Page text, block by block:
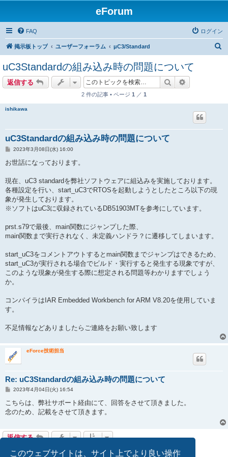
このウェブサイトは、サイト上でより良い操作
eForum
FAQ ログイン
掲示板トップ ユーザーフォーラム μC3/Standard
uC3Standardの組み込み時の問題について
返信する 検索
2 件の記事 • ページ 1 ／ 1
ishikawa
uC3Standardの組み込み時の問題について
投
記
事
2023年3月08日(水) 16:00
お世話になっております。
現在、uC3 standardを弊社ソフトウェアに組込みを実施しております。
各種設定を行い、start_uC3でRTOSを起動しようとしたところ以下の現
象が発生しております。
※ソフトはuC3に収録されているDB51903MTを参考にしています。
prst.s79で最後、main関数にジャンプした際、
main関数まで実行されなく、未定義ハンドラ？に遷移してしまいます。
start_uC3をコメントアウトするとmain関数までジャンプはできるため、
start_uC3が実行される場合でビルド・実行すると発生する現象ですが、
このような現象が発生する際に想定される問題等わかりますでしょう
か。
コンパイラはIAR Embedded Workbench for ARM V8.20を使用していま
す。
不足情報などありましたらご連絡をお願い致します
eForce技術担当
Re: uC3Standardの組み込み時の問題について
投
記
事
2023年4月04日(火) 16:54
こちらは、弊社サポート経由にて、回答をさせて頂きました。
念のため、記載をさせて頂きます。
返信する
2 件の記事 • ページ ／ 1